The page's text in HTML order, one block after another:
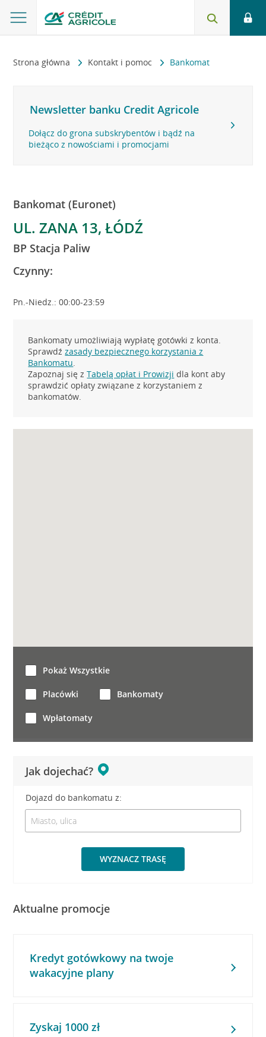
Strona główna Kontakt i pomoc Bankomat
Newsletter banku Credit Agricole
Dołącz do grona subskrybentów i bądź na
bieżąco z nowościami i promocjami
Bankomat (Euronet)
UL. ZANA 13, ŁÓDŹ
BP Stacja Paliw
Czynny:
Pn.-Niedz.: 00:00-23:59
Bankomaty umożliwiają wypłatę gotówki z konta.
Sprawdźzasady bezpiecznego korzystania z
Bankomatu.
Zapoznaj się zTabelą opłat i Prowizji dla kont aby
sprawdzić opłaty związane z korzystaniem z
bankomatów.
Jak dojechać?
Dojazd do bankomatu z:
WYZNACZ TRASĘ
Pokaż Wszystkie
Placówki Bankomaty
Wpłatomaty
Aktualne promocje
Kredyt gotówkowy na twoje
wakacyjne plany
Zyskaj 1000 zł